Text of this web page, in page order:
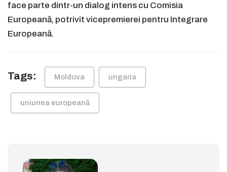
face parte dintr-un dialog intens cu Comisia
Europeană, potrivit vicepremierei pentru Integrare
Europeană.
Tags: Moldova ungaria
uniunea europeană